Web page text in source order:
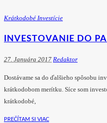
Krátkodobé Investície
INVESTOVANIE DO
27. Januára 2017 Redaktor
Dostávame sa do ďalšieho spôsobu
krátkodobom merítku. Síce som
krátkodobé,
PREČÍTAM SI VIAC